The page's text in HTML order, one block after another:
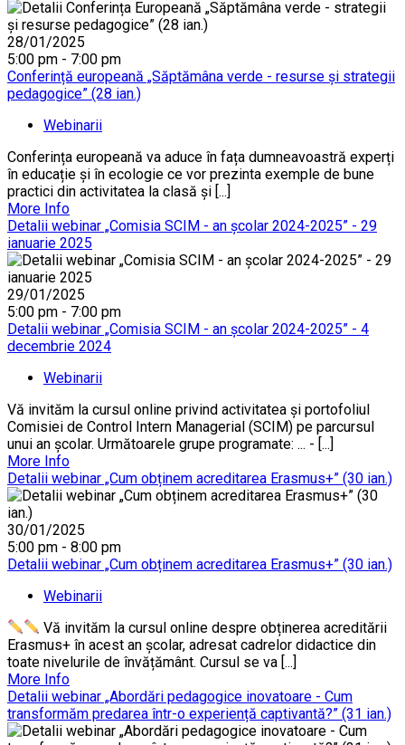
28/01/2025
5:00 pm - 7:00 pm
Conferință europeană „Săptămâna verde - resurse și strategii
pedagogice” (28 ian.)
Webinarii
Conferința europeană va aduce în fața dumneavoastră experți
în educație și în ecologie ce vor prezinta exemple de bune
practici din activitatea la clasă și [...]
More Info
Detalii webinar „Comisia SCIM - an școlar 2024-2025” - 29
ianuarie 2025
29/01/2025
5:00 pm - 7:00 pm
Detalii webinar „Comisia SCIM - an școlar 2024-2025” - 4
decembrie 2024
Webinarii
Vă invităm la cursul online privind activitatea și portofoliul
Comisiei de Control Intern Managerial (SCIM) pe parcursul
unui an școlar. Următoarele grupe programate: ... - [...]
More Info
Detalii webinar „Cum obținem acreditarea Erasmus+” (30 ian.)
30/01/2025
5:00 pm - 8:00 pm
Detalii webinar „Cum obținem acreditarea Erasmus+” (30 ian.)
Webinarii
Vă invităm la cursul online despre obținerea acreditării
Erasmus+ în acest an școlar, adresat cadrelor didactice din
toate nivelurile de învățământ. Cursul se va [...]
More Info
Detalii webinar „Abordări pedagogice inovatoare - Cum
transformăm predarea într-o experiență captivantă?” (31 ian.)